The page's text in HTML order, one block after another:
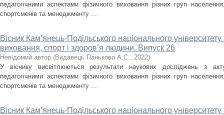
педагогічними аспектами фізичного виховання різних груп населення,
спортсменів та менеджменту ...
Вісник Кам’янець-Подільського національного університету
виховання, спорт і здоров’я людини. Випуск 26
Невідомий автор (Видавець Панькова А.С., 2022)
У віснику висвітлюються результати наукових досліджень з
педагогічними аспектами фізичного виховання різних груп населення,
спортсменів та менеджменту ...
Вісник Кам’янець-Подільського національного університету